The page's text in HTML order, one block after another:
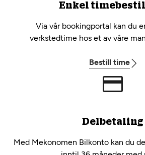
Enkel
Via vår bookingportal kan du
verkstedtime hos et av våre
Bestill time
Delbetaling
Med Mekonomen Bilkonto kan du